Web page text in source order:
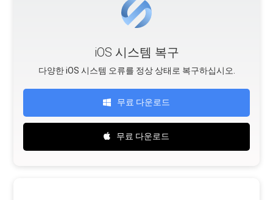
iOS 시스템 복구
다양한 iOS 시스템 오류를 정상 상태로 복구하십시오.
무료 다운로드
무료 다운로드